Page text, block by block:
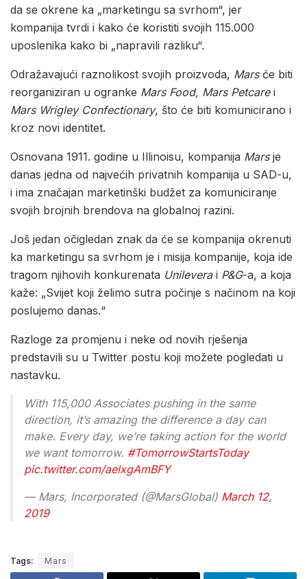
da se okrene ka „marketingu sa svrhom“, jer
kompanija tvrdi i kako će koristiti svojih 115.000
uposlenika kako bi „napravili razliku“.
Odražavajući raznolikost svojih proizvoda, Marsće biti
reorganiziran u ogranke Mars Food, Mars Petcarei
Mars Wrigley Confectionary, što će biti komunicirano i
kroz novi identitet.
Osnovana 1911. godine u Illinoisu, kompanija Marsje
danas jedna od najvećih privatnih kompanija u SAD-u,
i ima značajan marketinški budžet za komuniciranje
svojih brojnih brendova na globalnoj razini.
Još jedan očigledan znak da će se kompanija okrenuti
ka marketingu sa svrhom je i misija kompanije, koja ide
tragom njihovih konkurenata Unileverai P&G-a, a koja
kaže: „Svijet koji želimo sutra počinje s načinom na koji
poslujemo danas.“
Razloge za promjenu i neke od novih rješenja
predstavili su u Twitter postu koji možete pogledati u
nastavku.
With 115,000 Associates pushing in the same
direction, it’s amazing the difference a day can
make. Every day, we’re taking action for the world
we want tomorrow. #TomorrowStartsToday
pic.twitter.com/aelxgAmBFY
— Mars, Incorporated (@MarsGlobal) March 12,
2019
Tags: Mars